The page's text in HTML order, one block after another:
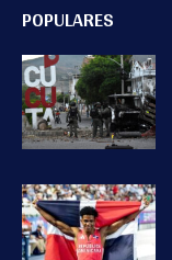
POPULARES